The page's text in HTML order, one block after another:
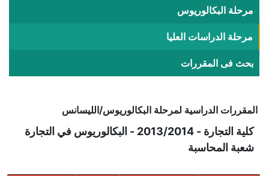
مرحلة البكالوريوس
مرحلة الدراسات العليا
بحث فى المقررات
المقررات الدراسية لمرحلة البكالوريوس/الليسانس
كلية التجارة - 2013/2014 - البكالوريوس في التجارة
شعبة المحاسبة